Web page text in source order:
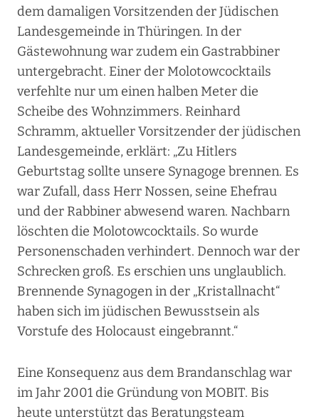
dem damaligen Vorsitzenden der Jüdischen
Landesgemeinde in Thüringen. In der
Gästewohnung war zudem ein Gastrabbiner
untergebracht. Einer der Molotowcocktails
verfehlte nur um einen halben Meter die
Scheibe des Wohnzimmers. Reinhard
Schramm, aktueller Vorsitzender der jüdischen
Landesgemeinde, erklärt: „Zu Hitlers
Geburtstag sollte unsere Synagoge brennen. Es
war Zufall, dass Herr Nossen, seine Ehefrau
und der Rabbiner abwesend waren. Nachbarn
löschten die Molotowcocktails. So wurde
Personenschaden verhindert. Dennoch war der
Schrecken groß. Es erschien uns unglaublich.
Brennende Synagogen in der „Kristallnacht“
haben sich im jüdischen Bewusstsein als
Vorstufe des Holocaust eingebrannt.“
Eine Konsequenz aus dem Brandanschlag war
im Jahr 2001 die Gründung von MOBIT. Bis
heute unterstützt das Beratungsteam